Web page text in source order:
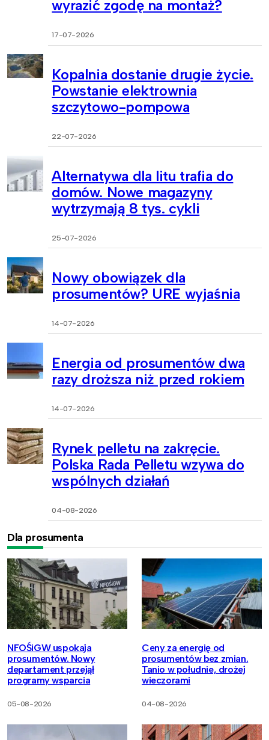
wyrazić zgodę na montaż?
17-07-2026
Kopalnia dostanie drugie życie.
Powstanie elektrownia
szczytowo-pompowa
22-07-2026
Alternatywa dla litu trafia do
domów. Nowe magazyny
wytrzymają 8 tys. cykli
25-07-2026
Nowy obowiązek dla
prosumentów? URE wyjaśnia
14-07-2026
Energia od prosumentów dwa
razy droższa niż przed rokiem
14-07-2026
Rynek pelletu na zakręcie.
Polska Rada Pelletu wzywa do
wspólnych działań
04-08-2026
Dla prosumenta
NFOŚiGW uspokaja
prosumentów. Nowy
departament przejął
programy wsparcia
05-08-2026
Ceny za energię od
prosumentów bez zmian.
Tanio w południe, drożej
wieczorami
04-08-2026